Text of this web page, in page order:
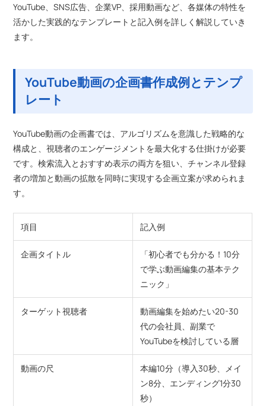
YouTube、SNS広告、企業VP、採用動画など、各媒体の特性を
活かした実践的なテンプレートと記入例を詳しく解説していき
ます。
YouTube動画の企画書作成例とテンプ
レート
YouTube動画の企画書では、アルゴリズムを意識した戦略的な
構成と、視聴者のエンゲージメントを最大化する仕掛けが必要
です。検索流入とおすすめ表示の両方を狙い、チャンネル登録
者の増加と動画の拡散を同時に実現する企画立案が求められま
す。
項目 記入例
企画タイトル
「初心者でも分かる！10分
で学ぶ動画編集の基本テク
ニック」
ターゲット視聴者
動画編集を始めたい20-30
代の会社員、副業で
YouTubeを検討している層
動画の尺
本編10分（導入30秒、メイ
ン8分、エンディング1分30
秒）